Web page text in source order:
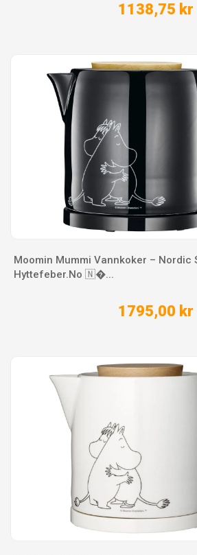
1138,75 kr
Moomin Mummi Vannkoker – Nordic
Hyttefeber.No 🇳�...
1795,00 kr